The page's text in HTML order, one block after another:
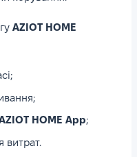
AZIOT HOME
HOME App;
витрат.